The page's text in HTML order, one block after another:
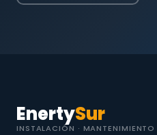
EnertySur
INSTALACIÓN · MANTENIMIENTO